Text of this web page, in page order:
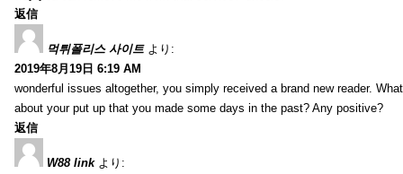
返信
먹튀폴리스 사이트 より:
2019年8月19日 6:19 AM
wonderful issues altogether, you simply received a brand new reader.
about your put up that you made some days in the past? Any positive?
返信
W88 link より: